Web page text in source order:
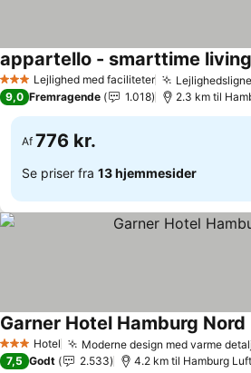
3 StjernerLejlighed med faciliteter
appartello - smarttime
9,0 Fremragende 1.018 2.3 km til
Af 776 kr.
Se priser fra 13 hjemmesider
3 StjernerHotel Moderne design med varme
Garner Hotel Hamburg Nord
7,5 Godt 2.533 4.2 km til Hamburg